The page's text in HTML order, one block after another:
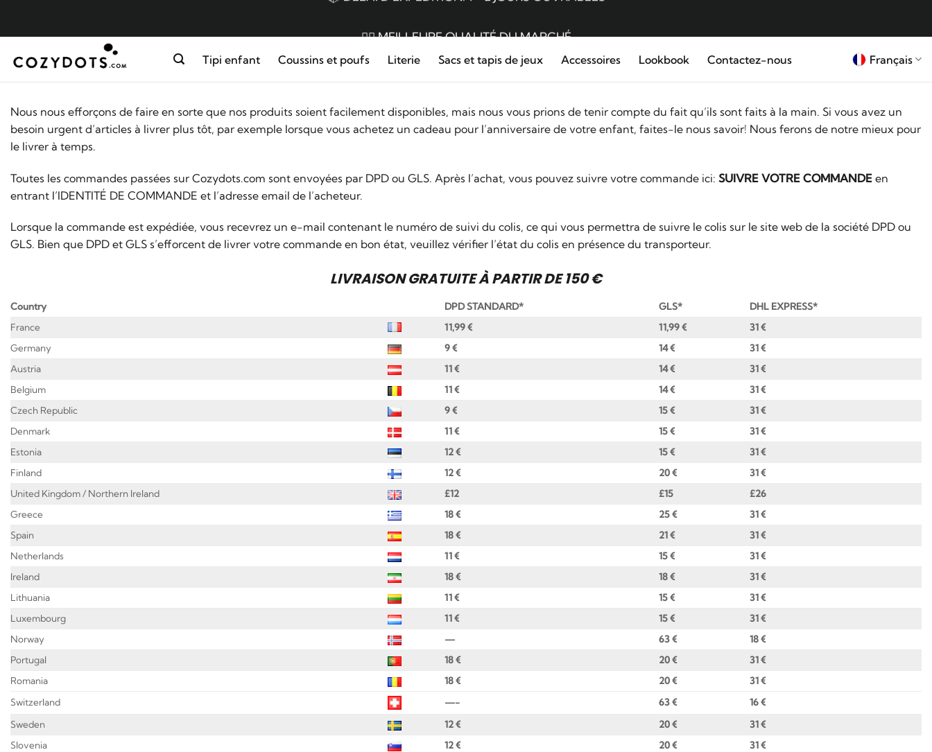
Tipi enfant Coussins et poufs Literie Sacs et tapis de jeux Accessoires Lookbook Contactez-nous Français
Nous nous efforçons de faire en sorte que nos produits soient facilement disponibles, mais nous vous prions de tenir compte du fait qu’ils sont faits à la main. Si vous avez un
besoin urgent d’articles à livrer plus tôt, par exemple lorsque vous achetez un cadeau pour l’anniversaire de votre enfant, faites-le nous savoir! Nous ferons de notre mieux pour
le livrer à temps.
Toutes les commandes passées sur Cozydots.com sont envoyées par DPD ou GLS. Après l’achat, vous pouvez suivre votre commande ici: SUIVRE VOTRE COMMANDE en
entrant l’IDENTITÉ DE COMMANDE et l’adresse email de l’acheteur.
Lorsque la commande est expédiée, vous recevrez un e-mail contenant le numéro de suivi du colis, ce qui vous permettra de suivre le colis sur le site web de la société DPD ou
GLS. Bien que DPD et GLS s’efforcent de livrer votre commande en bon état, veuillez vérifier l’état du colis en présence du transporteur.
LIVRAISON GRATUITE À PARTIR DE 150 €
Country DPD STANDARD* GLS*
DHL EXPRESS*
France
11,99 € 11,99 €
31 €
Germany
9 € 14 €
31 €
Austria
11 € 14 €
31 €
Belgium
11 € 14 €
31 €
Czech Republic
9 € 15 €
31 €
Denmark
11 € 15 €
31 €
Estonia
12 € 15 €
31 €
Finland
12 € 20 €
31 €
United Kingdom / Northern Ireland
£12 £15 £26
Greece
18 € 25 €
31 €
Spain
18 € 21 €
31 €
Netherlands
11 € 15 €
31 €
Ireland
18 € 18 €
31 €
Lithuania
11 € 15 €
31 €
Luxembourg
11 € 15 €
31 €
Norway
— 63 €
18 €
Portugal
18 € 20 €
31 €
Romania
18 € 20 €
31 €
Switzerland
—- 63 €
16 €
Sweden
12 € 20 €
31 €
Slovenia
12 € 20 €
31 €